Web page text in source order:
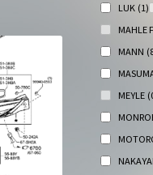
LUK (1)
MAHLE
MANN
MEYLE